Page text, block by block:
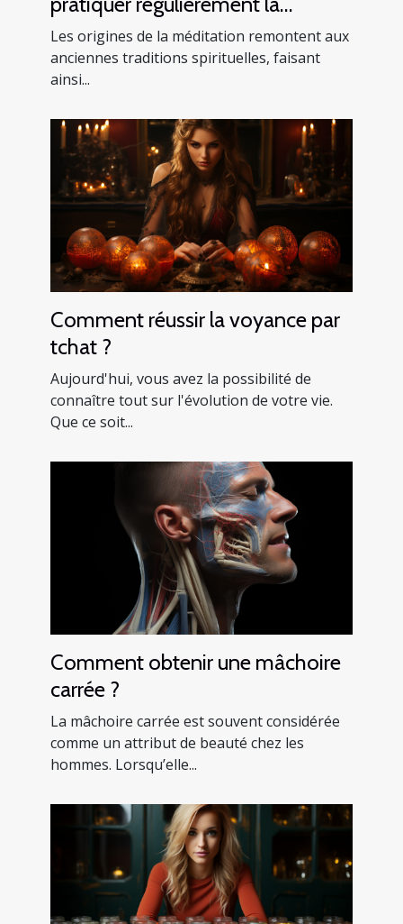
méditation ?
Les origines de la méditation remontent aux
anciennes traditions spirituelles, faisant
ainsi...
Comment réussir la voyance par
tchat ?
Aujourd'hui, vous avez la possibilité de
connaître tout sur l'évolution de votre vie.
Que ce soit...
Comment obtenir une mâchoire
carrée ?
La mâchoire carrée est souvent considérée
comme un attribut de beauté chez les
hommes. Lorsqu’elle...